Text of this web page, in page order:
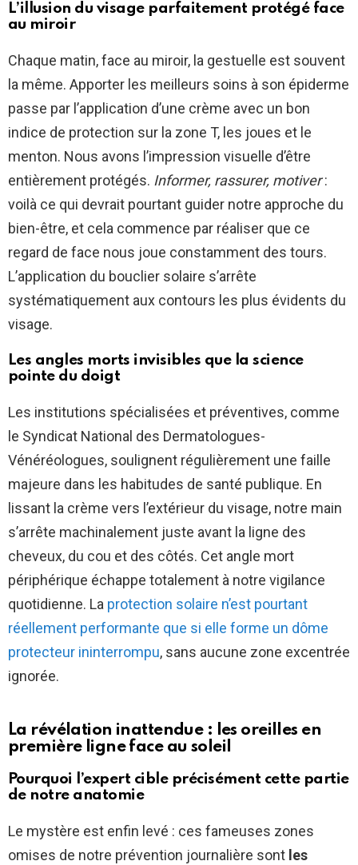
L’illusion du visage parfaitement protégé face
au miroir
Chaque matin, face au miroir, la gestuelle est souvent
la même. Apporter les meilleurs soins à son épiderme
passe par l’application d’une crème avec un bon
indice de protection sur la zone T, les joues et le
menton. Nous avons l’impression visuelle d’être
entièrement protégés. Informer, rassurer, motiver:
voilà ce qui devrait pourtant guider notre approche du
bien-être, et cela commence par réaliser que ce
regard de face nous joue constamment des tours.
L’application du bouclier solaire s’arrête
systématiquement aux contours les plus évidents du
visage.
Les angles morts invisibles que la science
pointe du doigt
Les institutions spécialisées et préventives, comme
le Syndicat National des Dermatologues-
Vénéréologues, soulignent régulièrement une faille
majeure dans les habitudes de santé publique. En
lissant la crème vers l’extérieur du visage, notre main
s’arrête machinalement juste avant la ligne des
cheveux, du cou et des côtés. Cet angle mort
périphérique échappe totalement à notre vigilance
quotidienne. La protection solaire n’est pourtant
réellement performante que si elle forme un dôme
protecteur ininterrompu, sans aucune zone excentrée
ignorée.
La révélation inattendue : les oreilles en
première ligne face au soleil
Pourquoi l’expert cible précisément cette partie
de notre anatomie
Le mystère est enfin levé : ces fameuses zones
omises de notre prévention journalière sont les